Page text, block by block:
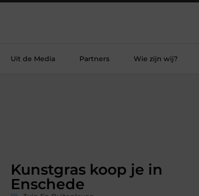
Uit de Media Partners Wie zijn wij?
Kunstgras koop je in
Enschede